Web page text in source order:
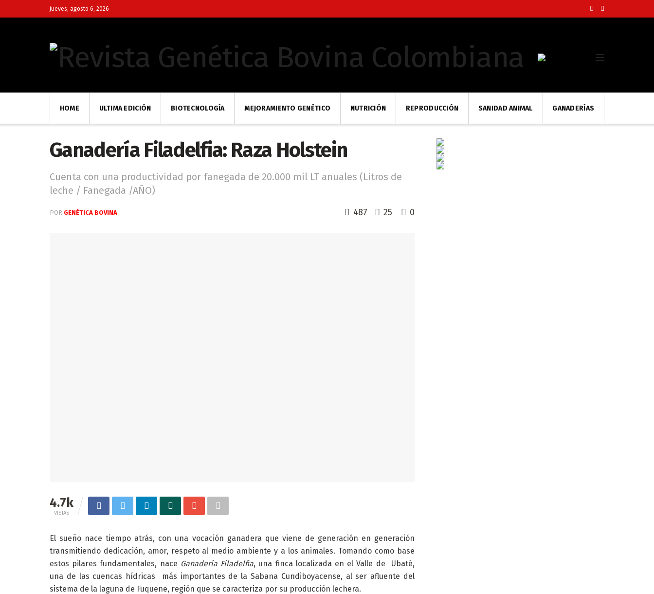
jueves, agosto 6, 2026
HOME ULTIMA EDICIÓN BIOTECNOLOGÍA MEJORAMIENTO GENÉTICO NUTRICIÓN REPRODUCCIÓN SANIDAD ANIMAL GANADERÍAS
Ganadería Filadelfia: Raza Holstein
Cuenta con una productividad por fanegada de 20.000 mil LT anuales (Litros de
leche / Fanegada /AÑO)
POR GENÉTICA BOVINA 487 25 0
4.7k
VISTAS
El sueño nace tiempo atrás, con una vocación ganadera que viene de generación en generación
transmitiendo dedicación, amor, respeto al medio ambiente y a los animales. Tomando como base
estos pilares fundamentales, nace Ganadería Filadelfia, una finca localizada en el Valle de Ubaté,
una de las cuencas hídricas más importantes de la Sabana Cundiboyacense, al ser afluente del
sistema de la laguna de Fuquene, región que se caracteriza por su producción lechera.